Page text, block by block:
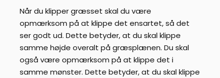
Når du klipper græsset skal du være
opmærksom på at klippe det ensartet, så det
ser godt ud. Dette betyder, at du skal klippe
samme højde overalt på græsplænen. Du skal
også være opmærksom på at klippe det i
samme mønster. Dette betyder, at du skal klippe